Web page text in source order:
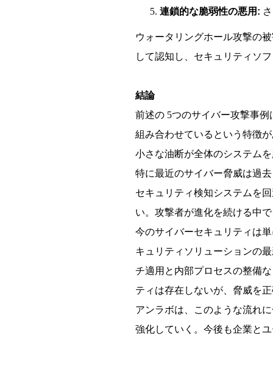
5. 連鎖的な脆弱性の悪用:
ウォータリングホール攻撃の
して認知し、セキュリティソ
結論
前述の 5つのサイバー攻撃事
組み合わせているという特徴
小さな油断が全体のシステム
特に最近のサイバー脅威は過
セキュリティ検知システムを
い。攻撃者が進化を続ける中
今のサイバーセキュリティは
キュリティソリューションの
チ適用と内部プロセスの整備
ティは存在しないが、脅威を
アンラボは、このような流れ
強化していく。今後も企業と